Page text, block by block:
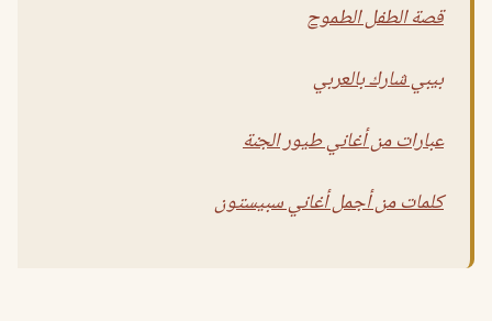
قصة الطفل الطموح
بيبي شارك بالعربي
عبارات من أغاني طيور الجنة
كلمات من أجمل أغاني سبيستون